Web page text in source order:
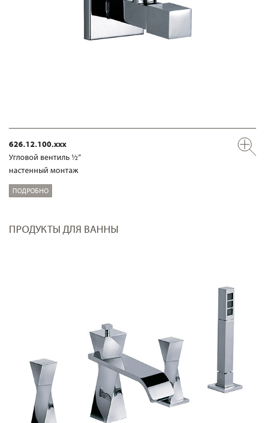
626.12.100.xxx
Угловой вентиль ½“
настенный монтаж
ПОДРОБНО
ПРОДУКТЫ ДЛЯ ВАННЫ